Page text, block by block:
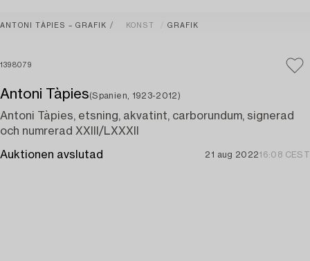
ANTONI TÀPIES – GRAFIK KONST GRAFIK
1398079
Antoni Tàpies(Spanien, 1923-2012)
Antoni Tàpies, etsning, akvatint, carborundum, signerad
och numrerad XXIII/LXXXII
Auktionen avslutad 21 aug 202216:08 CEST